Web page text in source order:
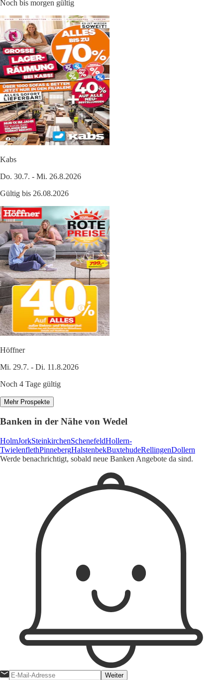
Noch bis morgen gültig
Kabs
Do. 30.7. - Mi. 26.8.2026
Gültig bis 26.08.2026
Höffner
Mi. 29.7. - Di. 11.8.2026
Noch 4 Tage gültig
Mehr Prospekte
Banken in der Nähe von Wedel
HolmJorkSteinkirchenSchenefeldHollern-
TwielenflethPinnebergHalstenbekBuxtehudeRellingenDollern
Werde benachrichtigt, sobald neue Banken Angebote da sind.
Weiter